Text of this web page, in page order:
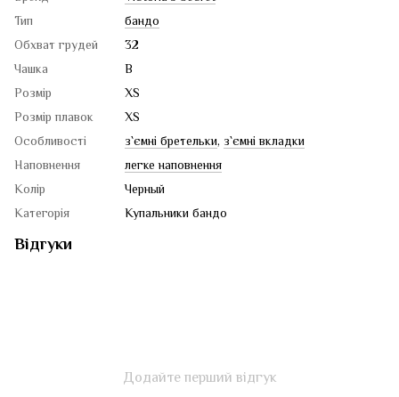
Тип
бандо
Обхват грудей
32
Чашка
B
Розмір
XS
Розмір плавок
XS
Особливості
з`ємні бретельки, з`ємні вкладки
Наповнення
легке наповнення
Колір
Черный
Категорія
Купальники бандо
Відгуки
Додайте перший відгук